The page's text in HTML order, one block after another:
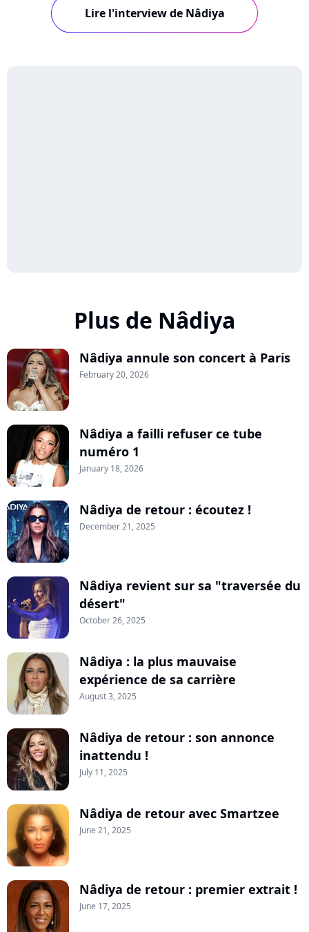
Lire l'interview de Nâdiya
Plus de Nâdiya
Nâdiya annule son concert à Paris
February 20, 2026
Nâdiya a failli refuser ce tube
numéro 1
January 18, 2026
Nâdiya de retour : écoutez !
December 21, 2025
Nâdiya revient sur sa "traversée du
désert"
October 26, 2025
Nâdiya : la plus mauvaise
expérience de sa carrière
August 3, 2025
Nâdiya de retour : son annonce
inattendu !
July 11, 2025
Nâdiya de retour avec Smartzee
June 21, 2025
Nâdiya de retour : premier extrait !
June 17, 2025